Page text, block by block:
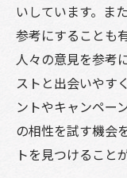
いしています。ま
参考にすることも
人々の意見を参考
ストと出会いやす
ントやキャンペー
の相性を試す機会
トを見つけること